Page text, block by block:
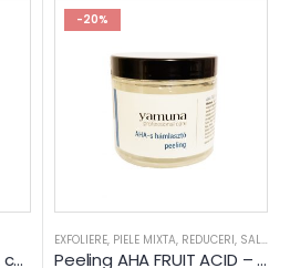
Prestige – Peeling AHA cu Acid din Fructe si Acid Lactic – Yamuna
-20%
EXFOLIERE, PIELE MIXTA, REDUCERI, SALOANE
Peeling AHA FRUIT ACID – Yamuna